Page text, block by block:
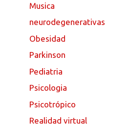
Musica
neurodegenerativas
Obesidad
Parkinson
Pediatria
Psicologia
Psicotrópico
Realidad virtual